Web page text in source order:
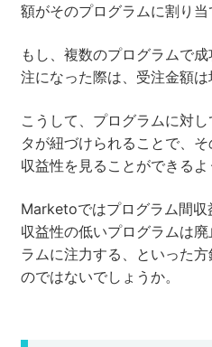
額がそのプログラムに割り当
もし、複数のプログラムで
注になった際は、受注金額は
こうして、プログラムに対
タが紐づけられることで、
収益性を見ることができるよ
Marketoではプログラム間収
収益性の低いプログラムは
ラムに注力する、といった
のではないでしょうか。